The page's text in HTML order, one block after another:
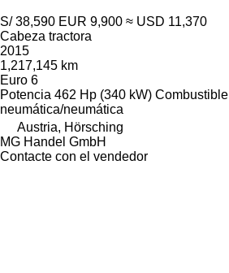
S/ 38,590 EUR 9,900 ≈ USD 11,370
Cabeza tractora
2015
1,217,145 km
Euro 6
Potencia 462 Hp (340 kW) Combustible
neumática/neumática
Austria, Hörsching
MG Handel GmbH
Contacte con el vendedor